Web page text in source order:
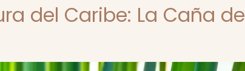
del Caribe: La Caña de